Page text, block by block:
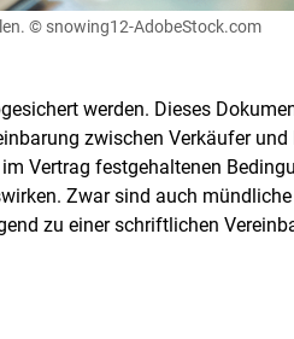
© snowing12-AdobeStock.com
werden. Dieses
zwischen Verkäufer und
Vertrag festgehaltenen
Zwar sind auch
zu einer schriftlichen